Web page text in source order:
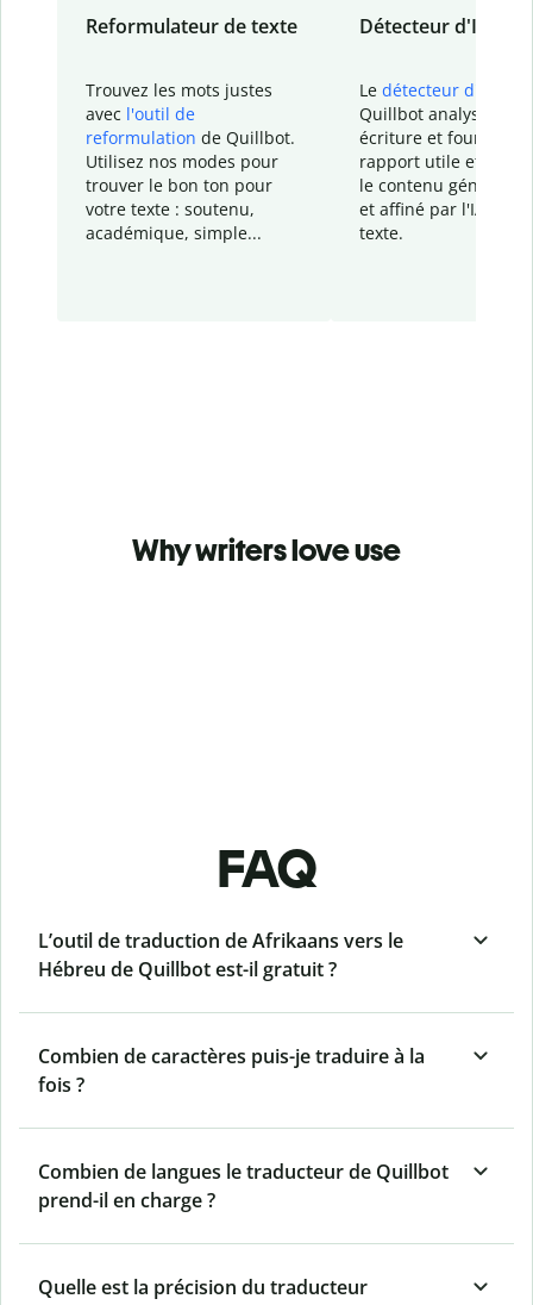
Reformulateur de texte
Trouvez les mots justes
avec l'outil de
reformulation de Quillbot.
Utilisez nos modes pour
trouver le bon ton pour
votre texte : soutenu,
académique, simple...
Détecteur d'IA
Le détecteur d'IA
Quillbot analyse votre
écriture et fournit un
rapport utile et
le contenu généré
et affiné par l'IA
texte.
Why writers love use
FAQ
L’outil de traduction de Afrikaans vers le
Hébreu de Quillbot est-il gratuit ?
Combien de caractères puis-je traduire à la
fois ?
Combien de langues le traducteur de Quillbot
prend-il en charge ?
Quelle est la précision du traducteur